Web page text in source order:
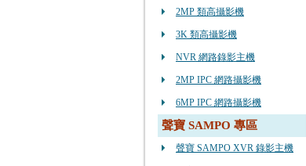
2MP 類高攝影機
3K 類高攝影機
NVR 網路錄影主機
2MP IPC 網路攝影機
6MP IPC 網路攝影機
聲寶 SAMPO 專區
聲寶 SAMPO XVR 錄影主機